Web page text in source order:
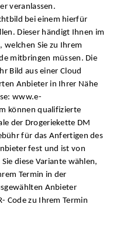
veranlassen.
bei einem hierfür
Dieser händigt Ihnen im
welchen Sie zu Ihrem
mitbringen müssen. Die
Bild aus einer Cloud
Anbieter in Ihrer Nähe
www.e-
können qualifizierte
der Drogeriekette DM
für das Anfertigen des
fest und ist von
diese Variante wählen,
Termin in der
Anbieter
Code zu Ihrem Termin